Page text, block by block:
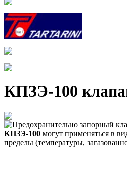
КПЗЭ-100
Предохранительно запорный
КПЗЭ-100 могут применяться в
пределы (температуры,